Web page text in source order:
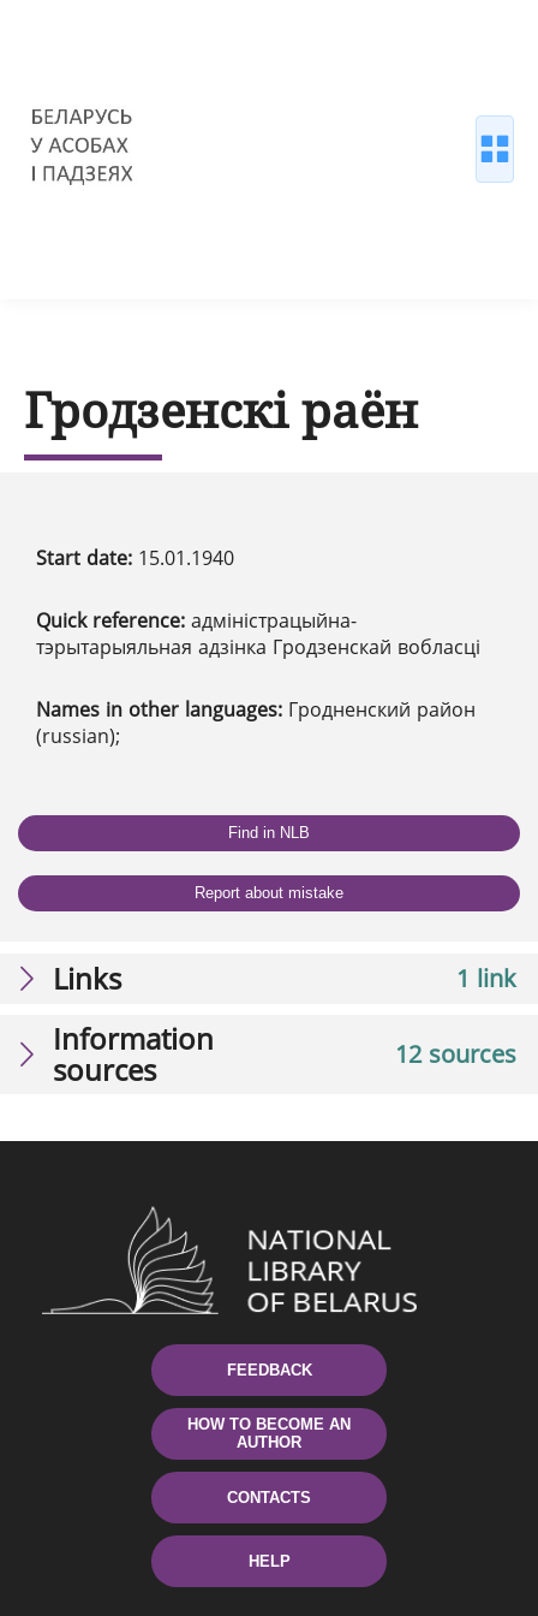
Гродзенскі раён
Start date: 15.01.1940
Quick reference: адміністрацыйна-
тэрытарыяльная адзінка Гродзенскай вобласці
Names in other languages: Гродненский район
(russian);
Find in NLB
Report about mistake
1 link
Links
12 sources
Information
sources
FEEDBACK
HOW TO BECOME AN
AUTHOR
CONTACTS
HELP